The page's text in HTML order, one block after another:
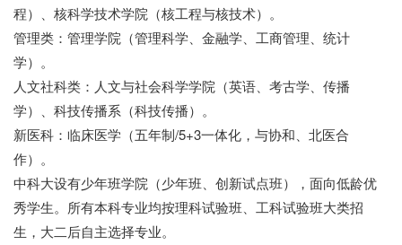
程）、核科学技术学院（核工程与核技术）。
管理类：管理学院（管理科学、金融学、工商管理、统计
学）。
人文社科类：人文与社会科学学院（英语、考古学、传播
学）、科技传播系（科技传播）。
新医科：临床医学（五年制/5+3一体化，与协和、北医合
作）。
中科大设有少年班学院（少年班、创新试点班），面向低龄优
秀学生。所有本科专业均按理科试验班、工科试验班大类招
生，大二后自主选择专业。